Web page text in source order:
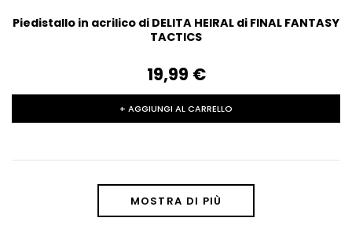
Piedistallo in acrilico di DELITA HEIRAL di FINAL FANTASY
TACTICS
19,99‎ ‎€
+ AGGIUNGI AL CARRELLO
MOSTRA DI PIÙ